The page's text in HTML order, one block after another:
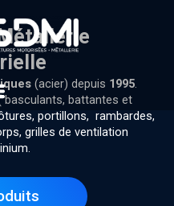
(acier) depuis 1995.
battantes et
portillons, rambardes,
grilles de ventilation